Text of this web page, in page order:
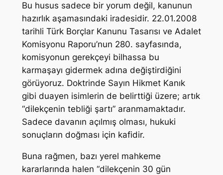
Bu husus sadece bir yorum değil, kanunun
hazırlık aşamasındaki iradesidir. 22.01.2008
tarihli Türk Borçlar Kanunu Tasarısı ve Adalet
Komisyonu Raporu’nun 280. sayfasında,
komisyonun gerekçeyi bilhassa bu
karmaşayı gidermek adına değiştirdiğini
görüyoruz. Doktrinde Sayın Hikmet Kanık
gibi duayen isimlerin de belirttiği üzere; artık
“dilekçenin tebliği şartı” aranmamaktadır.
Sadece davanın açılmış olması, hukuki
sonuçların doğması için kafidir.
Buna rağmen, bazı yerel mahkeme
kararlarında halen “dilekçenin 30 gün